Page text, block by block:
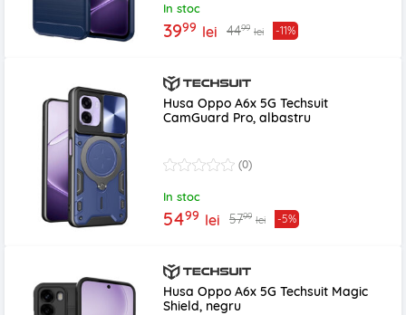
In stoc
3999 lei 4499 lei -11%
Husa Oppo A6x 5G Techsuit
CamGuard Pro, albastru
(0)
In stoc
5499 lei 5799 lei -5%
Husa Oppo A6x 5G Techsuit Magic
Shield, negru